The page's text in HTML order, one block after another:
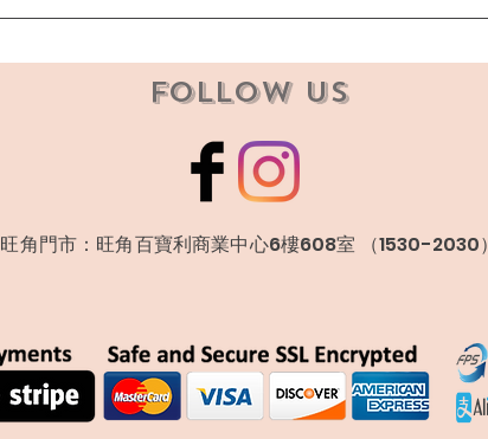
Follow Us
​旺角門市：旺角百寶利商業中心6樓608室 （1530-2030）